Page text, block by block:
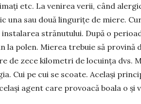
etc. La venirea verii, când
una sau două lingurițe de miere.
strănutu­lui. După o
la polen. Mierea trebuie să provină
de zece kilometri de lo­cu­ința dvs.
Cui pe cui se scoa­te. Același
agent care provoacă boala o și